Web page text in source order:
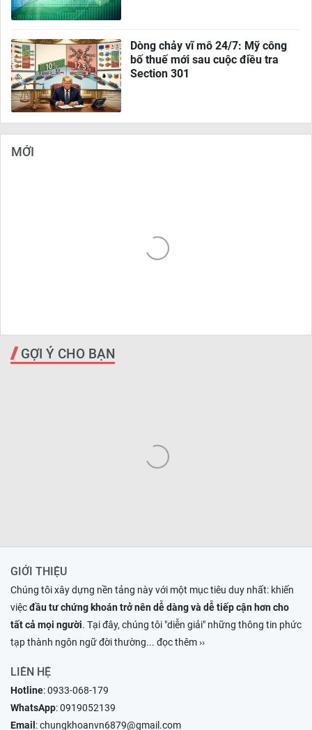
Dòng chảy vĩ mô 24/7: Mỹ công
bố thuế mới sau cuộc điều tra
Section 301
MỚI
GỢI Ý CHO BẠN
GIỚI THIỆU
Chúng tôi xây dựng nền tảng này với một mục tiêu duy nhất: khiến
việcđầu tư chứng khoán trở nên dễ dàng và dễ tiếp cận hơn cho
tất cả mọi người. Tại đây, chúng tôi "diễn giải" những thông tin phức
tạp thành ngôn ngữ đời thường... đọc thêm ››
LIÊN HỆ
Hotline:0933-068-179
WhatsApp:0919052139
Email :chungkhoanvn6879@gmail.com